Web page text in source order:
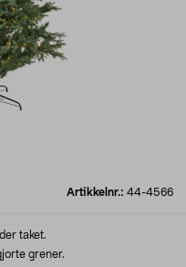
Artikkelnr.: 44-4566
taket.
grener.